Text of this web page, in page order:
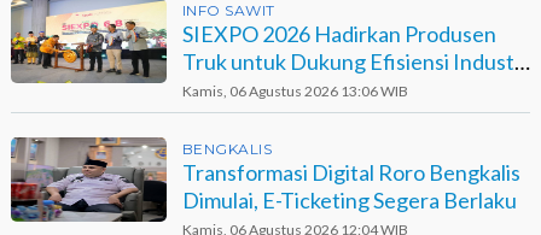
INFO SAWIT
SIEXPO 2026 Hadirkan Produsen
Truk untuk Dukung Efisiensi Industri
Sawit
Kamis, 06 Agustus 2026 13:06 WIB
BENGKALIS
Transformasi Digital Roro Bengkalis
Dimulai, E-Ticketing Segera Berlaku
Kamis, 06 Agustus 2026 12:04 WIB